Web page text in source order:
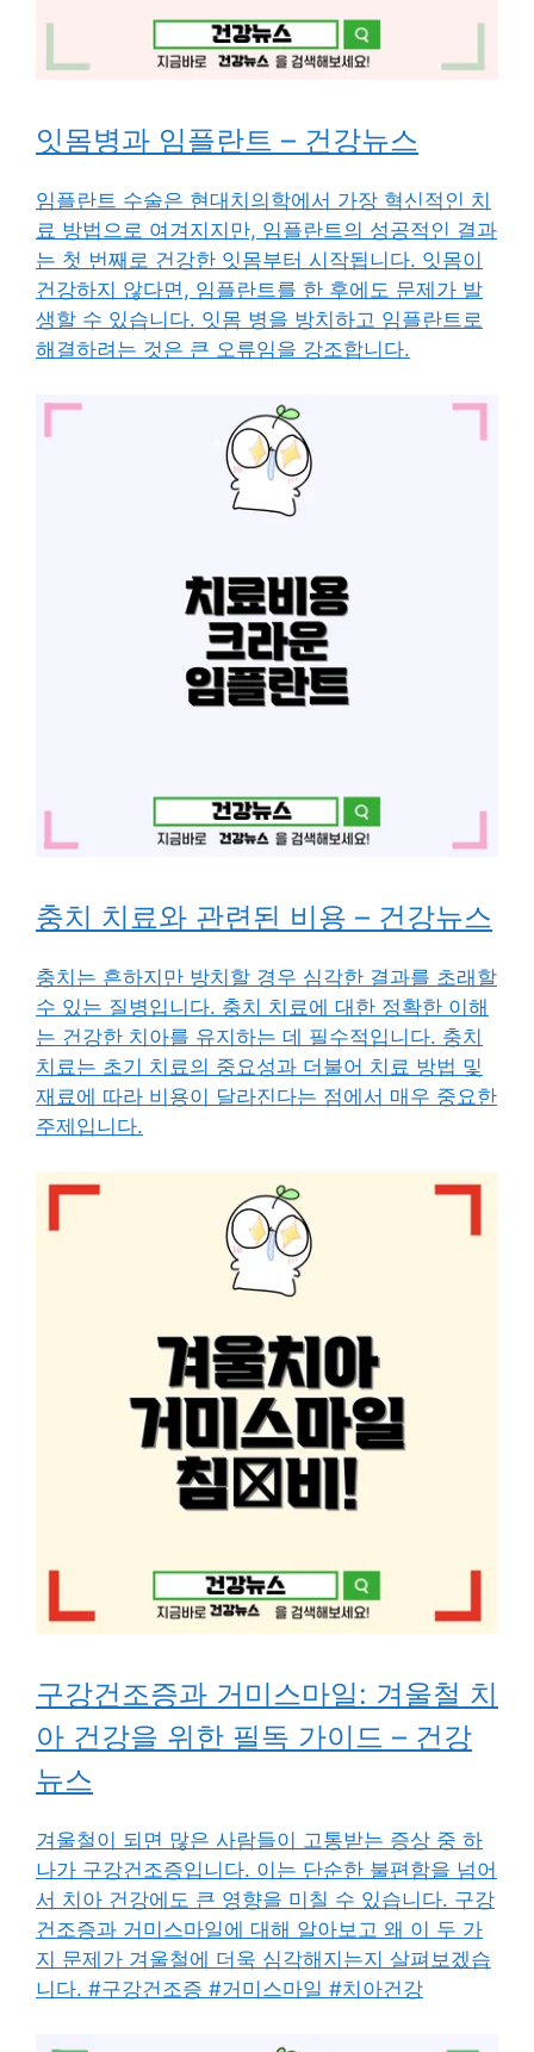
잇몸병과 임플란트 – 건강뉴스
임플란트 수술은 현대치의학에서 가장 혁신적인 치
료 방법으로 여겨지지만, 임플란트의 성공적인 결과
는 첫 번째로 건강한 잇몸부터 시작됩니다. 잇몸이
건강하지 않다면, 임플란트를 한 후에도 문제가 발
생할 수 있습니다. 잇몸 병을 방치하고 임플란트로
해결하려는 것은 큰 오류임을 강조합니다.
충치 치료와 관련된 비용 – 건강뉴스
충치는 흔하지만 방치할 경우 심각한 결과를 초래할
수 있는 질병입니다. 충치 치료에 대한 정확한 이해
는 건강한 치아를 유지하는 데 필수적입니다. 충치
치료는 초기 치료의 중요성과 더불어 치료 방법 및
재료에 따라 비용이 달라진다는 점에서 매우 중요한
주제입니다.
구강건조증과 거미스마일: 겨울철 치
아 건강을 위한 필독 가이드 – 건강
뉴스
겨울철이 되면 많은 사람들이 고통받는 증상 중 하
나가 구강건조증입니다. 이는 단순한 불편함을 넘어
서 치아 건강에도 큰 영향을 미칠 수 있습니다. 구강
건조증과 거미스마일에 대해 알아보고 왜 이 두 가
지 문제가 겨울철에 더욱 심각해지는지 살펴보겠습
니다. #구강건조증 #거미스마일 #치아건강